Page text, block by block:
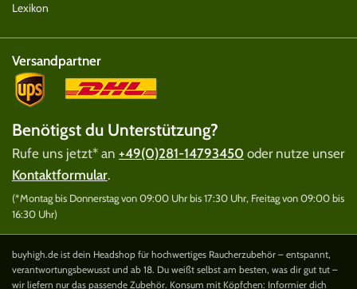
Lexikon
Versandpartner
Benötigst du Unterstützung?
Rufe uns jetzt* an +49(0)281-14793450 oder nutze unser
Kontaktformular.
(*Montag bis Donnerstag von 09:00 Uhr bis 17:30 Uhr, Freitag von 09:00 bis
16:30 Uhr)
buyhigh.de ist dein Headshop für hochwertiges Raucherzubehör – entspannt,
verantwortungsbewusst und ab 18. Du weißt selbst am besten, was dir gut tut –
wir liefern nur das passende Zubehör. Konsum mit Köpfchen: Informier dich